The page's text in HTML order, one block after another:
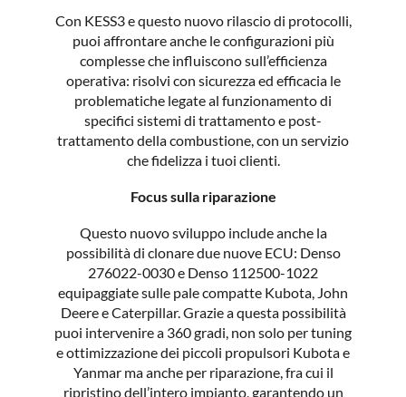
Con KESS3 e questo nuovo rilascio di protocolli,
puoi affrontare anche le configurazioni più
complesse che influiscono sull’efficienza
operativa: risolvi con sicurezza ed efficacia le
problematiche legate al funzionamento di
specifici sistemi di trattamento e post-
trattamento della combustione, con un servizio
che fidelizza i tuoi clienti.
Focus sulla riparazione
Questo nuovo sviluppo include anche la
possibilità di clonare due nuove ECU: Denso
276022-0030 e Denso 112500-1022
equipaggiate sulle pale compatte Kubota, John
Deere e Caterpillar. Grazie a questa possibilità
puoi intervenire a 360 gradi, non solo per tuning
e ottimizzazione dei piccoli propulsori Kubota e
Yanmar ma anche per riparazione, fra cui il
ripristino dell’intero impianto, garantendo un